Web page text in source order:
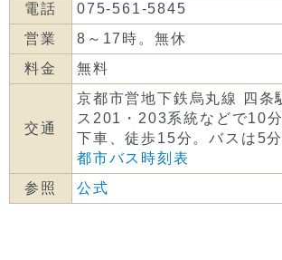
電話
075-561-5845
営業
8～17時。無休
料金
無料
交通
京都市営地下鉄烏丸線 四条
ス201・203系統などで10
下車、徒歩15分。バスは5分
都市バス時刻表
参照
公式